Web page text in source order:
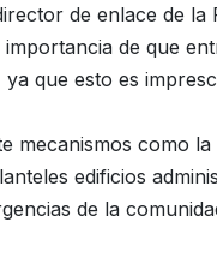
de enlace de
de que
que esto es
mecanismos como
edificios
de la